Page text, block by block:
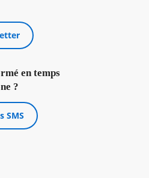
en temps
?
SMS